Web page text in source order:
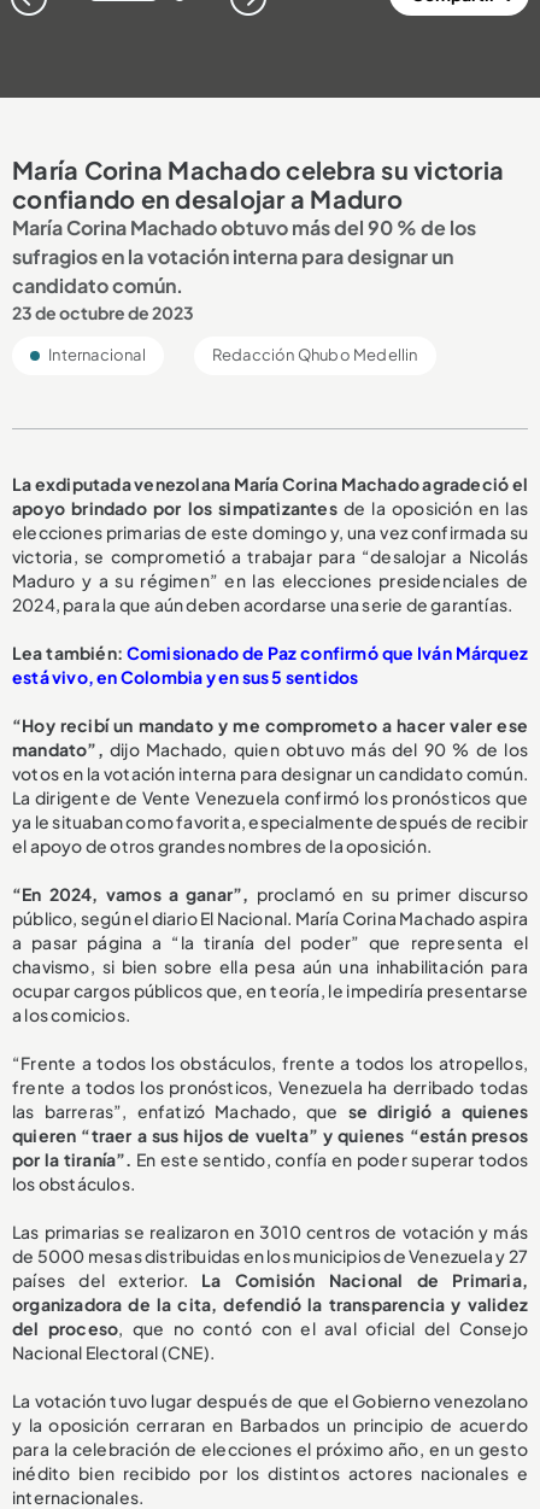
María Corina Machado celebra su victoria
confiando en desalojar a Maduro
María Corina Machado obtuvo más del 90 % de los
sufragios en la votación interna para designar un
candidato común.
23 de octubre de 2023
Internacional Redacción Qhubo Medellin
La exdiputada venezolana María Corina Machado agradeció el
apoyo brindado por los simpatizantes de la oposición en las
elecciones primarias de este domingo y, una vez confirmada su
victoria, se comprometió a trabajar para “desalojar a Nicolás
Maduro y a su régimen” en las elecciones presidenciales de
2024, para la que aún deben acordarse una serie de garantías.
Lea también: Comisionado de Paz confirmó que Iván Márquez
está vivo, en Colombia y en sus 5 sentidos
“Hoy recibí un mandato y me comprometo a hacer valer ese
mandato”, dijo Machado, quien obtuvo más del 90 % de los
votos en la votación interna para designar un candidato común.
La dirigente de Vente Venezuela confirmó los pronósticos que
ya le situaban como favorita, especialmente después de recibir
el apoyo de otros grandes nombres de la oposición.
“En 2024, vamos a ganar”, proclamó en su primer discurso
público, según el diario El Nacional. María Corina Machado aspira
a pasar página a “la tiranía del poder” que representa el
chavismo, si bien sobre ella pesa aún una inhabilitación para
ocupar cargos públicos que, en teoría, le impediría presentarse
a los comicios.
“Frente a todos los obstáculos, frente a todos los atropellos,
frente a todos los pronósticos, Venezuela ha derribado todas
las barreras”, enfatizó Machado, que se dirigió a quienes
quieren “traer a sus hijos de vuelta” y quienes “están presos
por la tiranía”. En este sentido, confía en poder superar todos
los obstáculos.
Las primarias se realizaron en 3010 centros de votación y más
de 5000 mesas distribuidas en los municipios de Venezuela y 27
países del exterior. La Comisión Nacional de Primaria,
organizadora de la cita, defendió la transparencia y validez
del proceso, que no contó con el aval oficial del Consejo
Nacional Electoral (CNE).
La votación tuvo lugar después de que el Gobierno venezolano
y la oposición cerraran en Barbados un principio de acuerdo
para la celebración de elecciones el próximo año, en un gesto
inédito bien recibido por los distintos actores nacionales e
internacionales.